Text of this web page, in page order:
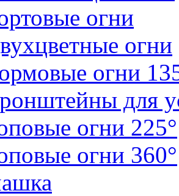
огни
огни
огни
для
огни 225°
огни 360°